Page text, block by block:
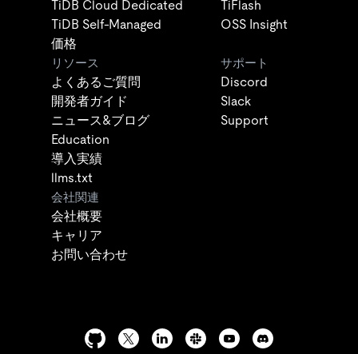
TiDB Cloud Dedicated
TiDB Self-Managed
価格
TiFlash
OSS Insight
リソース
よくあるご質問
開発者ガイド
ニュース&ブログ
Education
導入実績
llms.txt
サポート
Discord
Slack
Support
会社関連
会社概要
キャリア
お問い合わせ